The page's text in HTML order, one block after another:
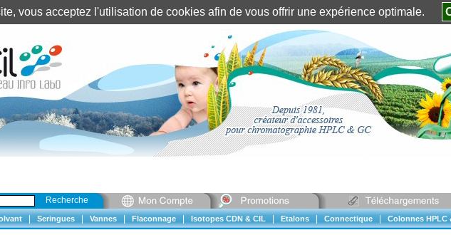
Identification client ||Mon compte
Recherche
Seringues Vannes Flaconnage Isotopes CDN & CIL Etalons Connectique Colonnes HPLC
vous acceptez l'utilisation de cookies afin de vous offrir une expérience optimale.